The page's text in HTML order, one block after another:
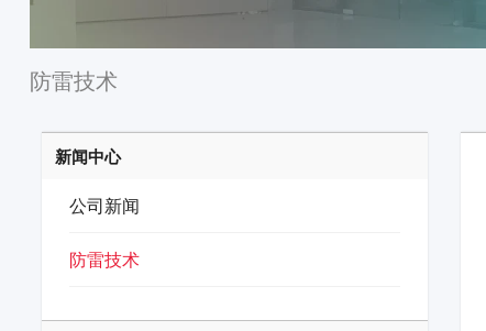
防雷技术
新闻中心
公司新闻
防雷技术